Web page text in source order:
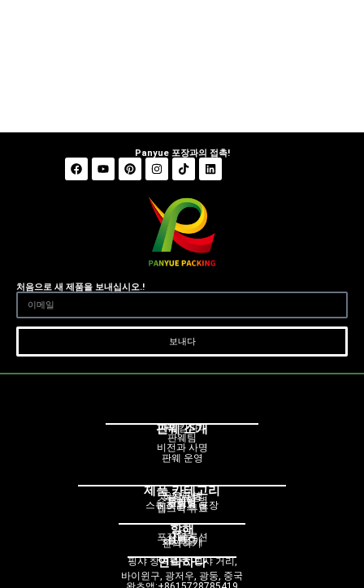
Panyue 포장과의 접촉!
처음으로 새 제품을 보내십시오.!
보내다
판웨 소개
판웨 캄파니
판웨팀
비전과 사명
판웨 운영
제품 카테고리
드로퍼 병
화장품병
펌프병
스프레이 병
롤러병
크림병
스퀴즈 튜브 포장
에어리스 병
립스틱 튜브
항해
집
제품
포장 솔루션
서비스
블로그
회사 소개
문의하기
연락하다
핑샤 창의원구, 핑샤 거리,
바이윈구, 광저우, 광둥, 중국